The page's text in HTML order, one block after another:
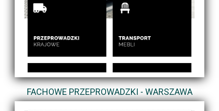
FACHOWE PRZEPROWADZKI - WARSZAWA